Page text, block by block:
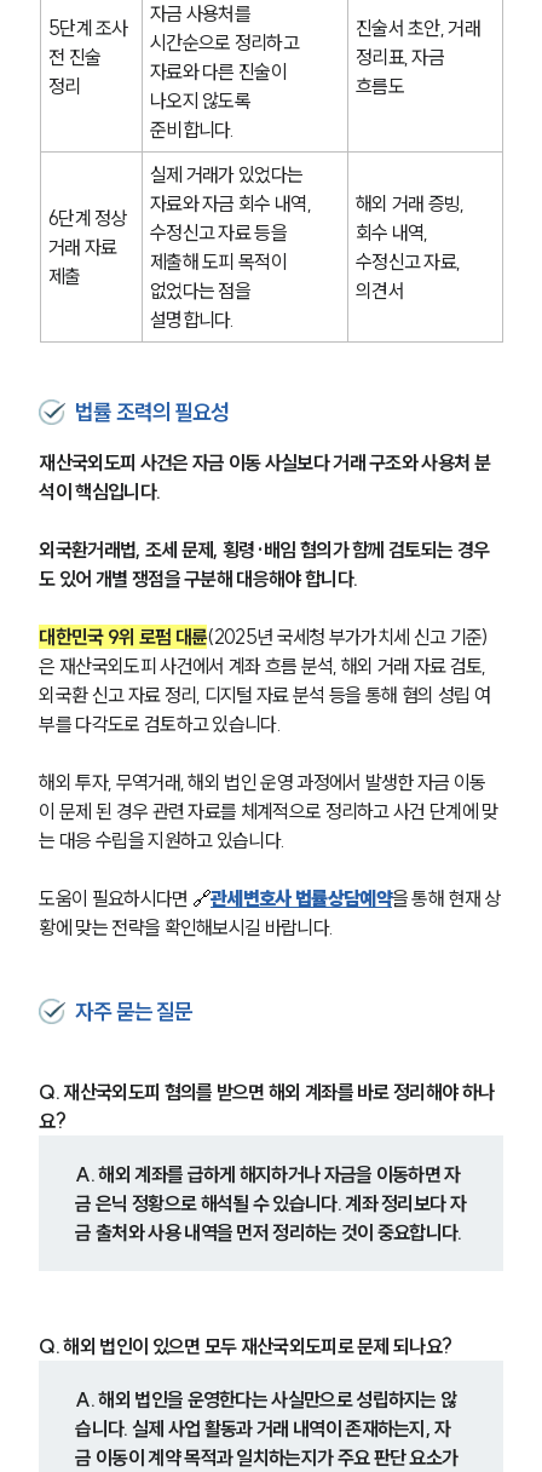
5단계 조사
전 진술
정리
자금 사용처를
시간순으로 정리하고
자료와 다른 진술이
나오지 않도록
준비합니다.
진술서 초안, 거래
정리표, 자금
흐름도
6단계 정상
거래 자료
제출
실제 거래가 있었다는
자료와 자금 회수 내역,
수정신고 자료 등을
제출해 도피 목적이
없었다는 점을
설명합니다.
해외 거래 증빙,
회수 내역,
수정신고 자료,
의견서
법률 조력의 필요성
재산국외도피 사건은 자금 이동 사실보다 거래 구조와 사용처 분
석이 핵심입니다.
외국환거래법, 조세 문제, 횡령·배임 혐의가 함께 검토되는 경우
도 있어 개별 쟁점을 구분해 대응해야 합니다.
대한민국 9위 로펌 대륜(2025년 국세청 부가가치세 신고 기준)
은 재산국외도피 사건에서 계좌 흐름 분석, 해외 거래 자료 검토,
외국환 신고 자료 정리, 디지털 자료 분석 등을 통해 혐의 성립 여
부를 다각도로 검토하고 있습니다.
해외 투자, 무역거래, 해외 법인 운영 과정에서 발생한 자금 이동
이 문제 된 경우 관련 자료를 체계적으로 정리하고 사건 단계에 맞
는 대응 수립을 지원하고 있습니다.
도움이 필요하시다면 🔗관세변호사 법률상담예약을 통해 현재 상
황에 맞는 전략을 확인해보시길 바랍니다.
자주 묻는 질문
Q. 재산국외도피 혐의를 받으면 해외 계좌를 바로 정리해야 하나
요?
A. 해외 계좌를 급하게 해지하거나 자금을 이동하면 자
금 은닉 정황으로 해석될 수 있습니다. 계좌 정리보다 자
금 출처와 사용 내역을 먼저 정리하는 것이 중요합니다.
Q. 해외 법인이 있으면 모두 재산국외도피로 문제 되나요?
A. 해외 법인을 운영한다는 사실만으로 성립하지는 않
습니다. 실제 사업 활동과 거래 내역이 존재하는지, 자
금 이동이 계약 목적과 일치하는지가 주요 판단 요소가